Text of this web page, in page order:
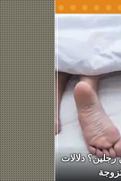
رجلين؟ دلالات
نقابة
من